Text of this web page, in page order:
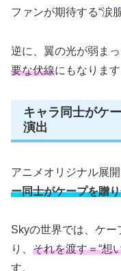
ファンが期待する“涙
逆に、翼の光が弱まっ
要な伏線にもなります
キャラ同士がケ
演出
アニメオリジナル展
ー同士がケープを贈
Skyの世界では、ケ
り、 それを渡す＝“想
す。